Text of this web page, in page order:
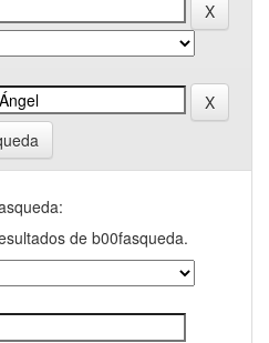
de b00fasqueda.